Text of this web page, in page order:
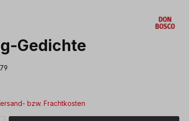
Gedichte
bzw. Frachtkosten